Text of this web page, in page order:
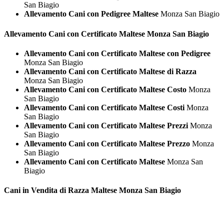
San Biagio
Allevamento Cani con Pedigree Maltese Monza San Biagio
Allevamento Cani con Certificato Maltese Monza San Biagio
Allevamento Cani con Certificato Maltese con Pedigree
Monza San Biagio
Allevamento Cani con Certificato Maltese di Razza
Monza San Biagio
Allevamento Cani con Certificato Maltese Costo Monza
San Biagio
Allevamento Cani con Certificato Maltese Costi Monza
San Biagio
Allevamento Cani con Certificato Maltese Prezzi Monza
San Biagio
Allevamento Cani con Certificato Maltese Prezzo Monza
San Biagio
Allevamento Cani con Certificato Maltese Monza San
Biagio
Cani in Vendita di Razza Maltese Monza San Biagio